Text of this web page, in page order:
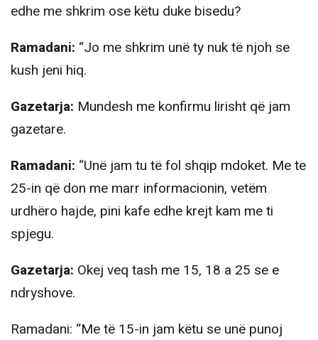
edhe me shkrim ose këtu duke bisedu?
Ramadani: “Jo me shkrim unë ty nuk të njoh se
kush jeni hiq.
Gazetarja: Mundesh me konfirmu lirisht që jam
gazetare.
Ramadani: “Unë jam tu të fol shqip mdoket. Me te
25-in që don me marr informacionin, vetëm
urdhëro hajde, pini kafe edhe krejt kam me ti
spjegu.
Gazetarja: Okej veq tash me 15, 18 a 25 se e
ndryshove.
Ramadani: “Me të 15-in jam këtu se unë punoj